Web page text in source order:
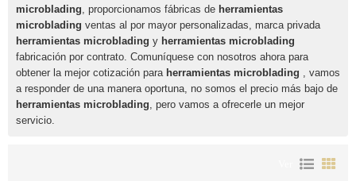
microblading, proporcionamos fábricas de herramientas
microblading ventas al por mayor personalizadas, marca privada
herramientas microblading y herramientas microblading
fabricación por contrato. Comuníquese con nosotros ahora para
obtener la mejor cotización para herramientas microblading , vamos
a responder de una manera oportuna, no somos el precio más bajo de
herramientas microblading, pero vamos a ofrecerle un mejor
servicio.